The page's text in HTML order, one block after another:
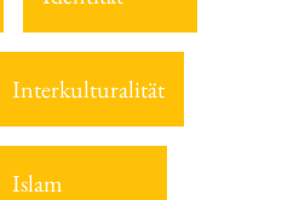
Interkulturalität
Islam